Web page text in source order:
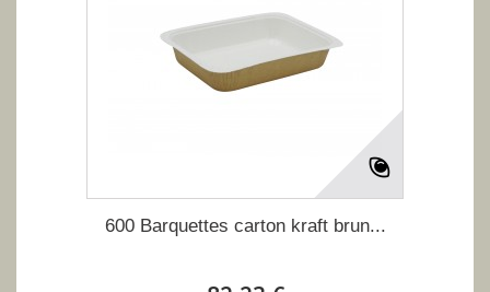
600 Barquettes carton kraft brun...